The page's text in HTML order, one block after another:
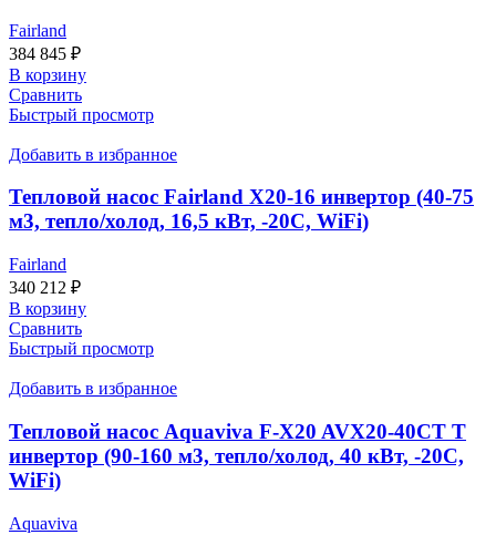
Fairland
384 845 ₽
В корзину
Сравнить
Быстрый просмотр
Добавить в избранное
Тепловой насос Fairland X20-16 инвертор (40-75
м3, тепло/холод, 16,5 кВт, -20С, WiFi)
Fairland
340 212 ₽
В корзину
Сравнить
Быстрый просмотр
Добавить в избранное
Тепловой насос Aquaviva F-X20 AVX20-40CT T
инвертор (90-160 м3, тепло/холод, 40 кВт, -20С,
WiFi)
Aquaviva